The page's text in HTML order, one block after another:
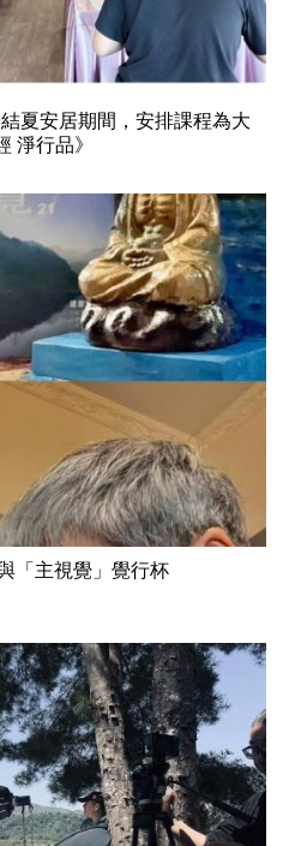
夏安居期間，安排課程為大
眾法師居士教授講解《華嚴經 淨行品》
「主視覺」覺行杯